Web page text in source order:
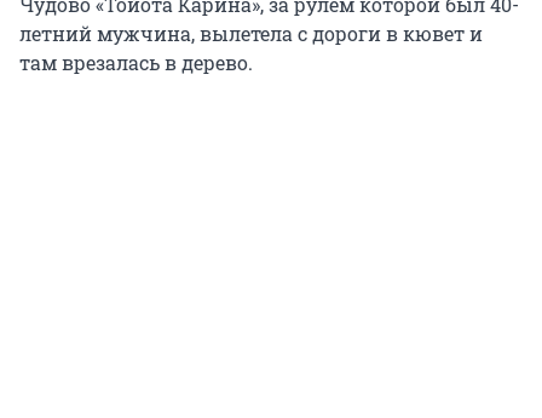
летний мужчина, вылетела с дороги в кювет и
там врезалась в дерево.